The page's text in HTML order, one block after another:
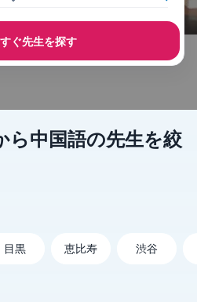
ぐ先生を探す
ら中国語の先生を絞
目黒 恵比寿 渋谷